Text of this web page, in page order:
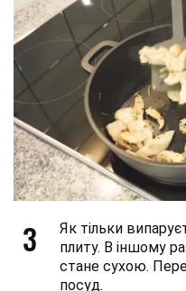
3
Як тільки
плиту. В іншому
стане сухою.
посуд.